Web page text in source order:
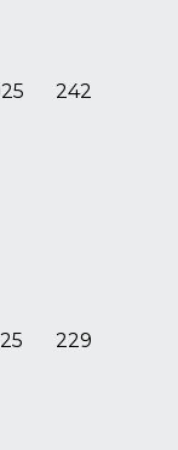
242
229